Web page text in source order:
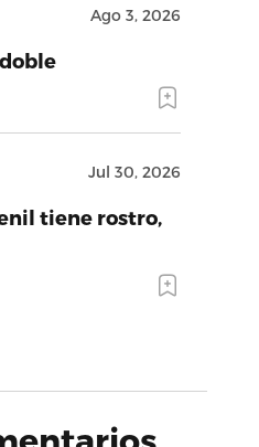
Ago 3, 2026
Jul 30, 2026
tiene rostro,